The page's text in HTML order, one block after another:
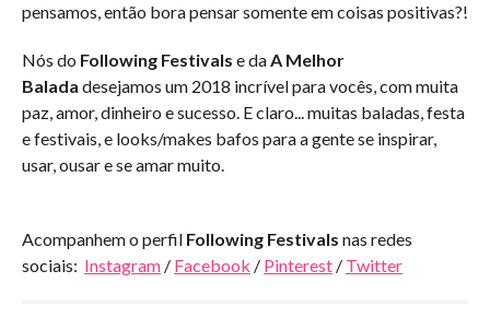
pensamos, então bora pensar somente em coisas positivas?!
Nós do Following Festivals e daA Melhor
Balada desejamos um 2018 incrível para vocês, com muita
paz, amor, dinheiro e sucesso. E claro... muitas baladas, festa
e festivais, e looks/makes bafos para a gente se inspirar,
usar, ousar e se amar muito.
Acompanhem o perfil Following Festivals nas redes
sociais: Instagram / Facebook / Pinterest / Twitter